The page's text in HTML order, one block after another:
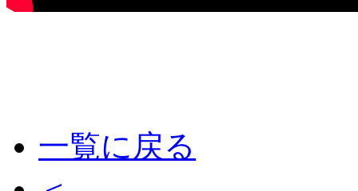
一覧に戻る